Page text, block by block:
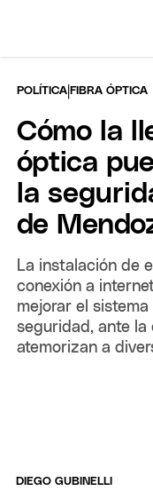
POLÍTICA |FIBRA ÓPTICA
Cómo la
óptica
la
de
La instalación de
conexión a
mejorar el
seguridad, ante la
atemorizan a
DIEGO GUBINELLI